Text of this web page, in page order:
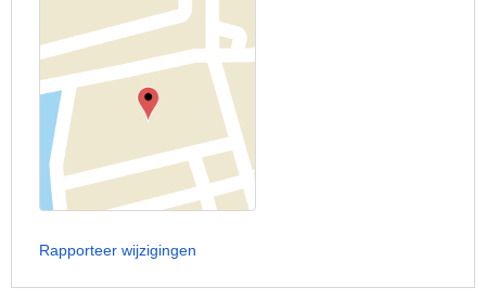
Rapporteer wijzigingen